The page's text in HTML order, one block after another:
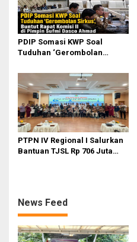
PDIP Somasi KWP Soal
Tuduhan ‘Gerombolan
II Dipimpin Sufmi Dasco
Ahmad
PTPN IV Regional I Salurkan
Bantuan TJSL Rp 706 Juta
News Feed